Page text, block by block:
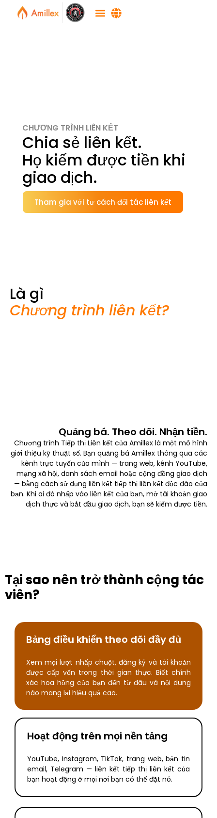
CHƯƠNG TRÌNH LIÊN KẾT
Chia sẻ liên kết.
Họ kiếm được tiền khi
giao dịch.
Tham gia với tư cách đối tác liên kết
Là gì
Chương trình liên kết?
Quảng bá. Theo dõi. Nhận tiền.
Chương trình Tiếp thị Liên kết của Amillex là một mô hình
giới thiệu kỹ thuật số. Bạn quảng bá Amillex thông qua các
kênh trực tuyến của mình — trang web, kênh YouTube,
mạng xã hội, danh sách email hoặc cộng đồng giao dịch
— bằng cách sử dụng liên kết tiếp thị liên kết độc đáo của
bạn. Khi ai đó nhấp vào liên kết của bạn, mở tài khoản giao
dịch thực và bắt đầu giao dịch, bạn sẽ kiếm được tiền.
Tại sao nên trở thành cộng tác
viên?
Bảng điều khiển theo dõi đầy đủ
Xem mọi lượt nhấp chuột, đăng ký và tài khoản
được cấp vốn trong thời gian thực. Biết chính
xác hoa hồng của bạn đến từ đâu và nội dung
nào mang lại hiệu quả cao.
Hoạt động trên mọi nền tảng
YouTube, Instagram, TikTok, trang web, bản tin
email, Telegram — liên kết tiếp thị liên kết của
bạn hoạt động ở mọi nơi bạn có thể đặt nó.